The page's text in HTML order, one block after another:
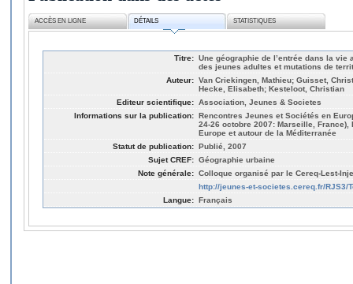
ACCÈS EN LIGNE DÉTAILS STATISTIQUES
Titre: Une géographie de l’entrée dans la
des jeunes adultes et mutations de
Auteur: Van Criekingen, Mathieu; Guisset,
Hecke, Elisabeth; Kesteloot, Christian
Editeur scientifique: Association, Jeunes & Societes
Informations sur la publication: Rencontres Jeunes et Sociétés en
24-26 octobre 2007: Marseille,
Europe et autour de la Méditerranée
Statut de publication: Publié, 2007
Sujet CREF: Géographie urbaine
Note générale: Colloque organisé par le Cereq-Lest-
http://jeunes-et-societes.cereq.fr/RJS3/
Langue: Français